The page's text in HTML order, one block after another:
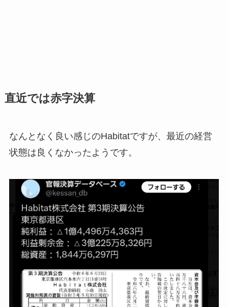
直近では赤字決算
なんとなく良い感じのHabitatですが、最近の経営
状態は良くなかったようです。